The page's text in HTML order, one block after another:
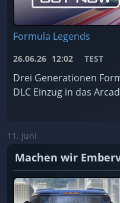
Formula Legends
26.06.26 12:02 TEST
Drei Generationen
DLC Einzug in das
11. Juni
Machen wir